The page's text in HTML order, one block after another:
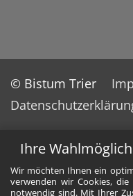
Ihre
Wir möchten Ihnen ein
verwenden wir Cookies,
notwendig sind. Mit Ihrer
© Bistum Trier